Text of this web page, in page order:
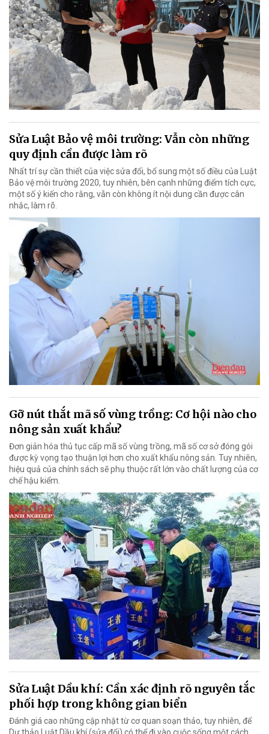
Sửa Luật Bảo vệ môi trường: Vẫn còn những
quy định cần được làm rõ
Nhất trí sự cần thiết của việc sửa đổi, bổ sung một số điều của Luật
Bảo vệ môi trường 2020, tuy nhiên, bên cạnh những điểm tích cực,
một số ý kiến cho rằng, vẫn còn không ít nội dung cần được cân
nhắc, làm rõ.
Gỡ nút thắt mã số vùng trồng: Cơ hội nào cho
nông sản xuất khẩu?
Đơn giản hóa thủ tục cấp mã số vùng trồng, mã số cơ sở đóng gói
được kỳ vọng tạo thuận lợi hơn cho xuất khẩu nông sản. Tuy nhiên,
hiệu quả của chính sách sẽ phụ thuộc rất lớn vào chất lượng của cơ
chế hậu kiểm.
Sửa Luật Dầu khí: Cần xác định rõ nguyên tắc
phối hợp trong không gian biển
Đánh giá cao những cập nhật từ cơ quan soạn thảo, tuy nhiên, để